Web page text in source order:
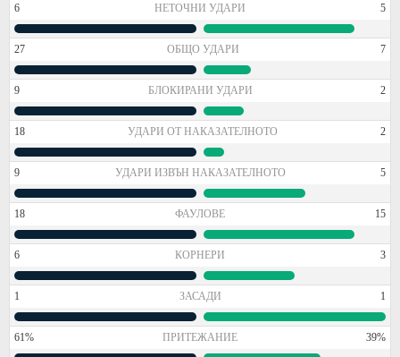
6 НЕТОЧНИ УДАРИ 5
27 ОБЩО УДАРИ 7
9 БЛОКИРАНИ УДАРИ 2
18 УДАРИ ОТ НАКАЗАТЕЛНОТО 2
9 УДАРИ ИЗВЪН НАКАЗАТЕЛНОТО 5
18 ФАУЛОВЕ 15
6 КОРНЕРИ 3
1 ЗАСАДИ 1
61% ПРИТЕЖАНИЕ 39%